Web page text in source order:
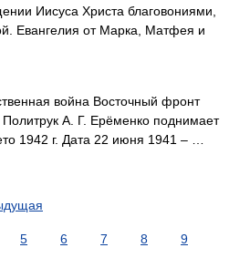
Иисуса Христа благовониями,
Евангелия от Марка, Матфея и
война Восточный фронт
А. Г. Ерёменко поднимает
1942 г. Дата 22 июня 1941 – …
5 6 7 8
9